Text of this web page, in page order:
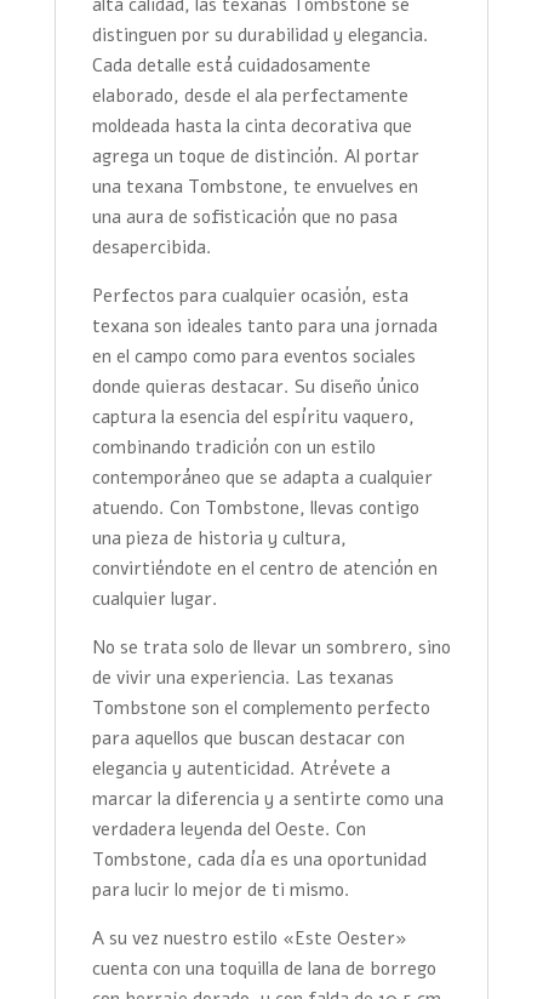
distinguen por su durabilidad y elegancia.
Cada detalle está cuidadosamente
elaborado, desde el ala perfectamente
moldeada hasta la cinta decorativa que
agrega un toque de distinción. Al portar
una texana Tombstone, te envuelves en
una aura de sofisticación que no pasa
desapercibida.
Perfectos para cualquier ocasión, esta
texana son ideales tanto para una jornada
en el campo como para eventos sociales
donde quieras destacar. Su diseño único
captura la esencia del espíritu vaquero,
combinando tradición con un estilo
contemporáneo que se adapta a cualquier
atuendo. Con Tombstone, llevas contigo
una pieza de historia y cultura,
convirtiéndote en el centro de atención en
cualquier lugar.
No se trata solo de llevar un sombrero, sino
de vivir una experiencia. Las texanas
Tombstone son el complemento perfecto
para aquellos que buscan destacar con
elegancia y autenticidad. Atrévete a
marcar la diferencia y a sentirte como una
verdadera leyenda del Oeste. Con
Tombstone, cada día es una oportunidad
para lucir lo mejor de ti mismo.
A su vez nuestro estilo «Este Oester»
cuenta con una toquilla de lana de borrego